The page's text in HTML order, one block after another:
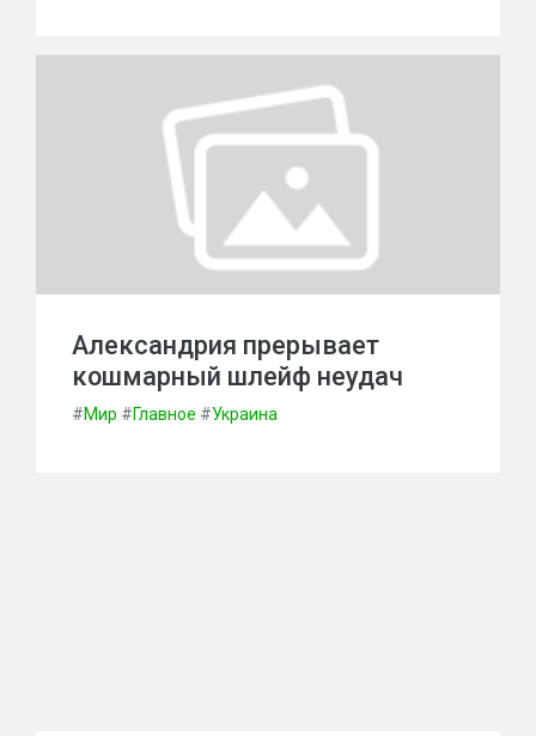
Александрия прерывает
кошмарный шлейф неудач
#Мир #Главное #Украина